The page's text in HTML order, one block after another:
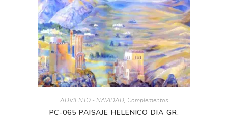
transforma tus
Pesebres, tu
decoración y
tu piel!
¿Quieres recibir
consejos exclusivos y
ofertas especiales?
correos y empieza a
mejorar hoy mismo: